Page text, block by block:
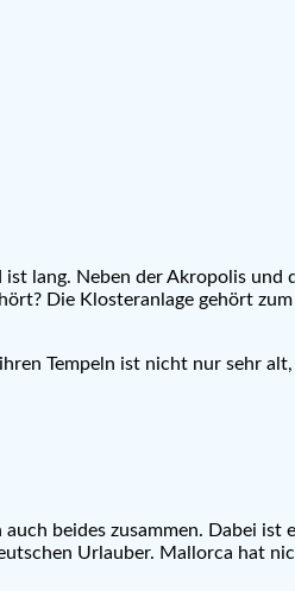
lang. Neben der Akropolis und
Die Klosteranlage gehört
Tempeln ist nicht nur sehr
beides zusammen. Dabei ist
Urlauber. Mallorca hat